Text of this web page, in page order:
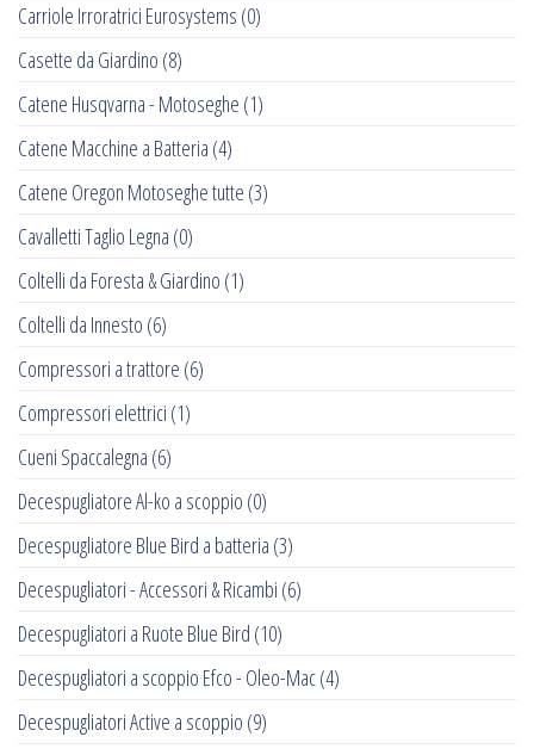
Carriole Irroratrici Eurosystems (0)
Casette da Giardino (8)
Catene Husqvarna - Motoseghe (1)
Catene Macchine a Batteria (4)
Catene Oregon Motoseghe tutte (3)
Cavalletti Taglio Legna (0)
Coltelli da Foresta & Giardino (1)
Coltelli da Innesto (6)
Compressori a trattore (6)
Compressori elettrici (1)
Cueni Spaccalegna (6)
Decespugliatore Al-ko a scoppio (0)
Decespugliatore Blue Bird a batteria (3)
Decespugliatori - Accessori & Ricambi (6)
Decespugliatori a Ruote Blue Bird (10)
Decespugliatori a scoppio Efco - Oleo-Mac(4)
Decespugliatori Active a scoppio (9)